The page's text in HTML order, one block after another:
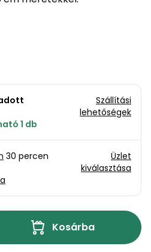
1 db
Szállítási
lehetőségek
30 percen
Üzlet
kiválasztása
Kosárba